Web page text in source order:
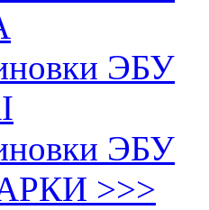
ЭБУ
ЭБУ
>>>